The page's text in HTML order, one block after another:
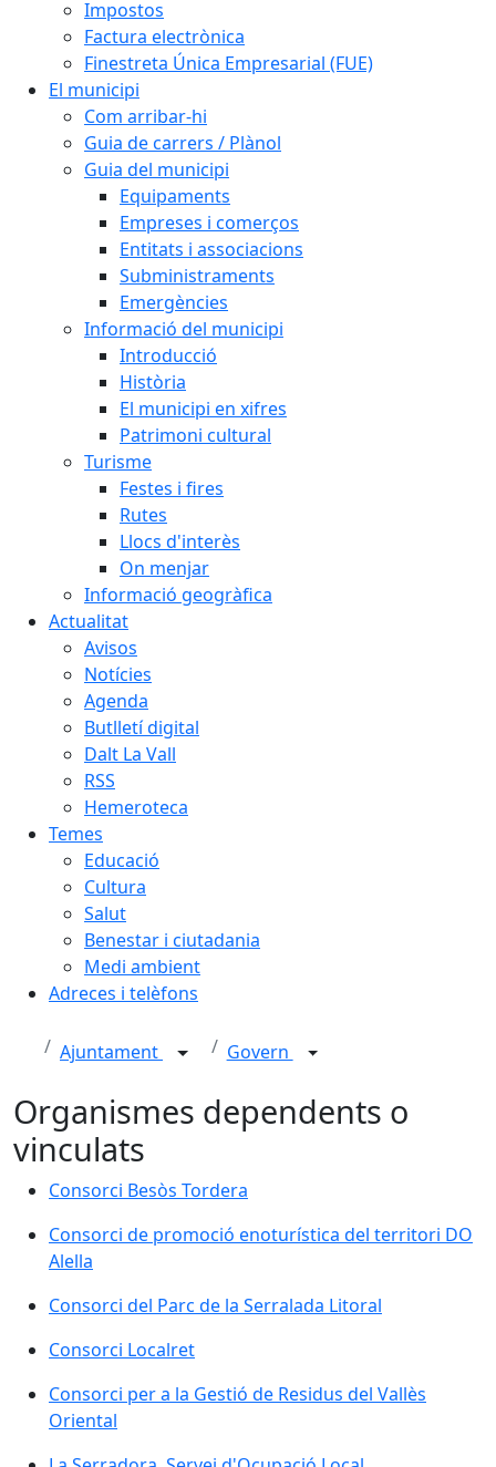
Impostos
Factura electrònica
Finestreta Única Empresarial (FUE)
El municipi
Com arribar-hi
Guia de carrers / Plànol
Guia del municipi
Equipaments
Empreses i comerços
Entitats i associacions
Subministraments
Emergències
Informació del municipi
Introducció
Història
El municipi en xifres
Patrimoni cultural
Turisme
Festes i fires
Rutes
Llocs d'interès
On menjar
Informació geogràfica
Actualitat
Avisos
Notícies
Agenda
Butlletí digital
Dalt La Vall
RSS
Hemeroteca
Temes
Educació
Cultura
Salut
Benestar i ciutadania
Medi ambient
Adreces i telèfons
Ajuntament Govern
Organismes dependents o
vinculats
Consorci Besòs Tordera
Consorci de promoció enoturística del territori DO
Alella
Consorci del Parc de la Serralada Litoral
Consorci Localret
Consorci per a la Gestió de Residus del Vallès
Oriental